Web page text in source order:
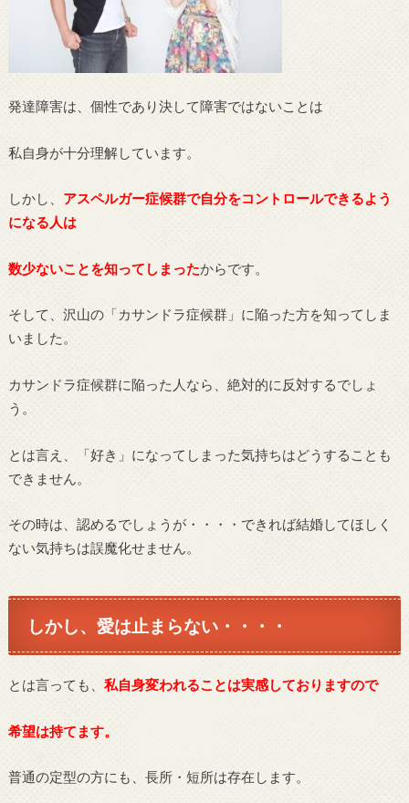
発達障害は、個性であり決して障害ではないことは
私自身が十分理解しています。
しかし、 アスペルガー症候群で自分をコントロールできるよう
になる人は
数少ないことを知ってしまったからです。
そして、沢山の「カサンドラ症候群」に陥った方を知ってしま
いました。
カサンドラ症候群に陥った人なら、絶対的に反対するでしょ
う。
とは言え、「好き」になってしまった気持ちはどうすることも
できません。
その時は、認めるでしょうが・・・・できれば結婚してほしく
ない気持ちは誤魔化せません。
しかし、愛は止まらない・・・・
とは言っても、 私自身変われることは実感しておりますので
希望は持てます。
普通の定型の方にも、長所・短所は存在します。